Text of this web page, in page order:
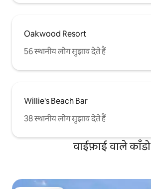
Oakwood Resort
56 स्थानीय लोग सुझाव देते हैं
Willie's Beach Bar
38 स्थानीय लोग सुझाव देते हैं
वाईफ़ाई वाले काँडो